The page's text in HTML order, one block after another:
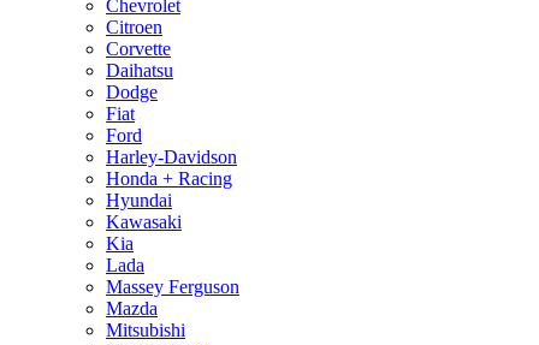
Chevrolet
Citroen
Corvette
Daihatsu
Dodge
Fiat
Ford
Harley-Davidson
Honda + Racing
Hyundai
Kawasaki
Kia
Lada
Massey Ferguson
Mazda
Mitsubishi